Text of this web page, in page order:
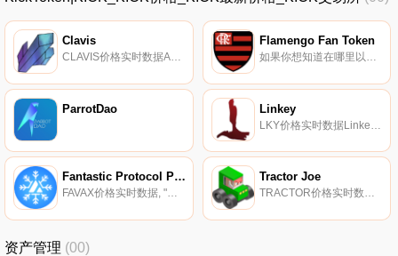
Clavis
CLAVIS价格实时数据AgathaDAO是雪崩网络上基于CLAVIS代币的去中心化储备货币协议。每个CLAVIS都由AgathaDAO金库中的一篮子资产（例如,MIM、CLAVIS-AVAX LP代币等）支持,赋予其无法低于的内在价值.
Flamengo Fan Token
如果你想知道在哪里以当前价格购买Flamengo Fan Token,目前交易{Flamengo Fan Token]股票的顶级加密货币交易所是OKX、Bitget、DigiFinex、Gate.io和MEXC。您可以在我们的加密货币交易所页面上找到其他列表.
ParrotDao Linkey
Fantastic Protocol Peg-AVAX (FAVAX) Token
FAVAX价格实时数据, "；Fantastic Protocol是一个DeFi项目,旨在为多个L1生态系统开发和推广合成代币。想象一下,在没有实际拥有的情况下,接触FTM或AVAX代币的价格.
Tractor Joe
TRACTOR价格实时数据第一个回购并焚烧$Joe的Trader Joe社区代币。
资产管理 (00)